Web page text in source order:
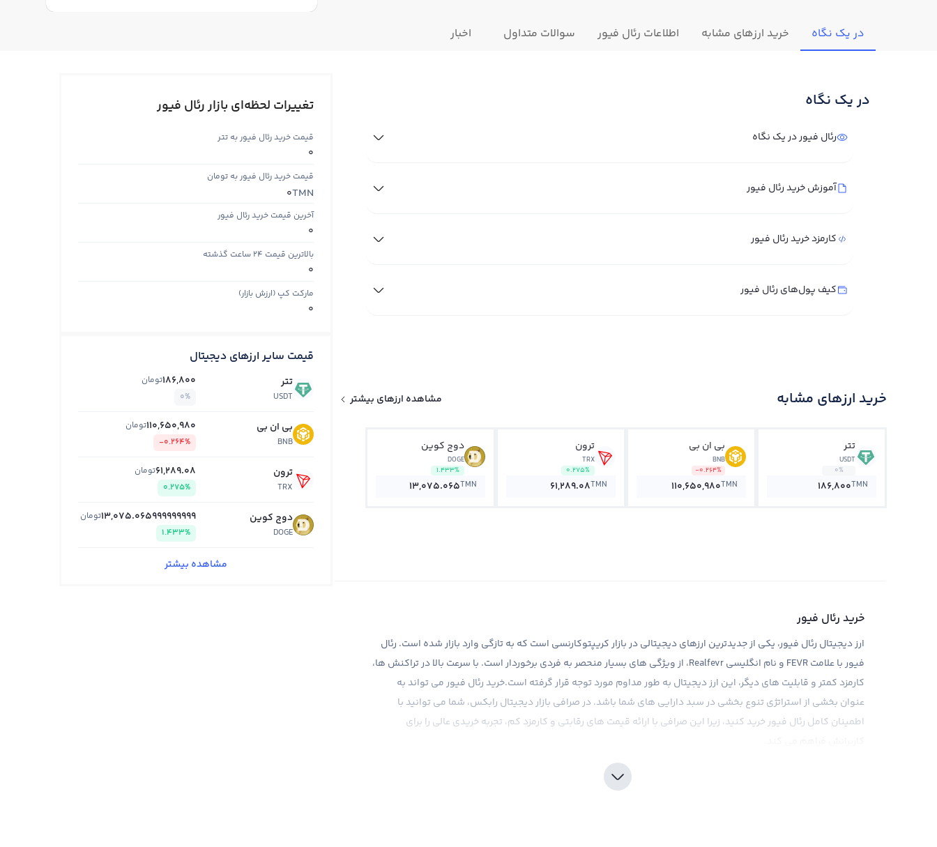
در یک نگاه خرید ارزهای مشابه اطلاعات رئال فیور سوالات متداول اخبار
در یک نگاه
رئال فیور در یک نگاه
آموزش خرید رئال فیور
کارمزد خرید رئال فیور
کیف پول‌های رئال فیور
خرید ارزهای مشابه مشاهده ارزهای بیشتر
تتر
USDT
0%
186,800TMN
بی ان بی
BNB
-0.264%
110,650,980TMN
ترون
TRX
0.275%
61,289.08TMN
دوج کوین
DOGE
1.433%
13,075.065TMN
خرید رئال فیور
ارز دیجیتال رئال فیور، یکی از جدیدترین ارزهای دیجیتالی در بازار کریپتوکارنسی است که به تازگی وارد بازار شده است. رئال
فیور با علامت FEVR و نام انگلیسی Realfevr، از ویژگی های بسیار منحصر به فردی برخوردار است. با سرعت بالا در تراکنش ها،
کارمزد کمتر و قابلیت های دیگر، این ارز دیجیتال به طور مداوم مورد توجه قرار گرفته است.خرید رئال فیور می تواند به
عنوان بخشی از استراتژی تنوع بخشی در سبد دارایی های شما باشد. در صرافی بازار دیجیتال رابکس، شما می توانید با
اطمینان کامل رئال فیور خرید کنید، زیرا این صرافی با ارائه قیمت های رقابتی و کارمزد کم، تجربه خریدی عالی را برای
به عنوان یک سرمایه گذار در بازار دیجیتال، قرار گرفتن در صورت درست و موفقیت آمیز رئال فیور وجود دارد. با توجه به
نوسانات قیمت در بازار کریپتوکارنسی، بسیار مهم است که در تحقیقات کافی قبل از خرید رئال فیور سرمایه گذاری کنید.
تغییرات لحظه‌ای بازار رئال فیور
قیمت خرید رئال فیور به تتر
0
قیمت خرید رئال فیور به تومان
TMN
0
آخرین قیمت خرید رئال فیور
0
بالاترین قیمت ۲۴ ساعت گذشته
0
مارکت کپ (ارزش بازار)
0
قیمت سایر ارزهای دیجیتال
تتر
USDT
186,800تومان
0%
بی ان بی
BNB
110,650,980تومان
-0.264%
ترون
TRX
61,289.08تومان
0.275%
دوج کوین
DOGE
13,075.065999999999تومان
1.433%
مشاهده بیشتر